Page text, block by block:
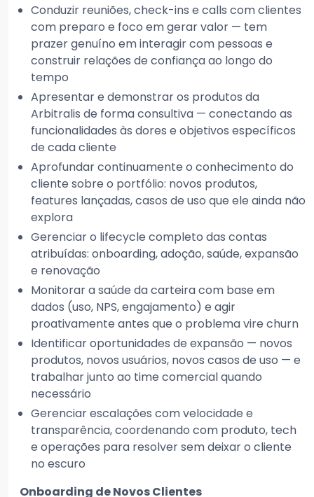
Conduzir reuniões, check-ins e calls com clientes
com preparo e foco em gerar valor — tem
prazer genuíno em interagir com pessoas e
construir relações de confiança ao longo do
tempo
Apresentar e demonstrar os produtos da
Arbitralis de forma consultiva — conectando as
funcionalidades às dores e objetivos específicos
de cada cliente
Aprofundar continuamente o conhecimento do
cliente sobre o portfólio: novos produtos,
features lançadas, casos de uso que ele ainda não
explora
Gerenciar o lifecycle completo das contas
atribuídas: onboarding, adoção, saúde, expansão
e renovação
Monitorar a saúde da carteira com base em
dados (uso, NPS, engajamento) e agir
proativamente antes que o problema vire churn
Identificar oportunidades de expansão — novos
produtos, novos usuários, novos casos de uso — e
trabalhar junto ao time comercial quando
necessário
Gerenciar escalações com velocidade e
transparência, coordenando com produto, tech
e operações para resolver sem deixar o cliente
no escuro
Onboarding de Novos Clientes